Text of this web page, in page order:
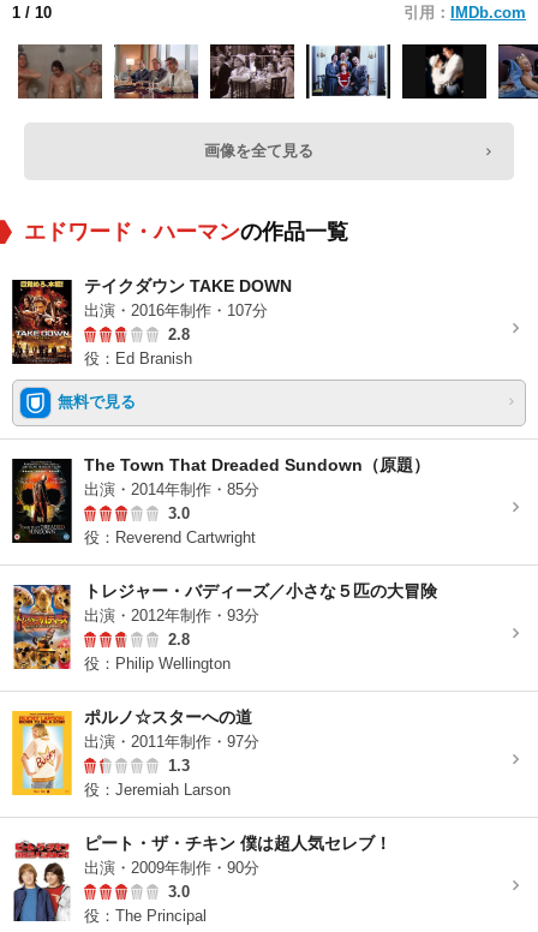
1 / 10 引用： IMDb.com
画像を全て見る
エドワード・ハーマンの作品一覧
テイクダウン TAKE DOWN
出演・2016年制作・107分
2.8
役：Ed Branish
無料で見る
The Town That Dreaded Sundown（原題）
出演・2014年制作・85分
3.0
役：Reverend Cartwright
トレジャー・バディーズ／小さな５匹の大冒険
出演・2012年制作・93分
2.8
役：Philip Wellington
ポルノ☆スターへの道
出演・2011年制作・97分
1.3
役：Jeremiah Larson
ピート・ザ・チキン 僕は超人気セレブ！
出演・2009年制作・90分
3.0
役：The Principal